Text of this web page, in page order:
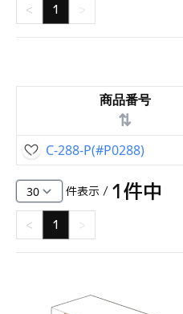
断熱・ライト・ラック
FD・FE
< 1 >
商品番号
⇅
C-288-P(#P0288)
件表示 / 1件中
< 1 >